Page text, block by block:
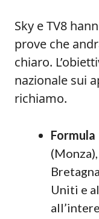
Sky e TV8
prove che
chiaro.
nazionale sui
richiamo.
Formula
Uniti e